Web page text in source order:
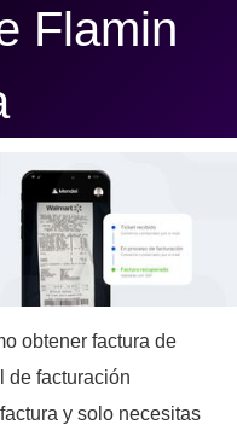
Flamin
obtener factura de
de facturación
y solo necesitas